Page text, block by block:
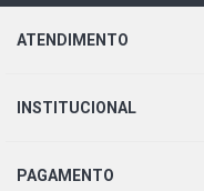
ATENDIMENTO
INSTITUCIONAL
PAGAMENTO